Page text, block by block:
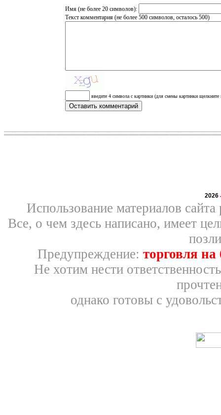
Имя (не более 20 символов):
Текст комментария (не более 500 символов, осталось 500)
введите 4 символа с картинки (для смены картинки щелкните
2026
Использование материалов
Все, о чем здесь написано, имеет
Предупреждение: торговля
Не хотим нести
однако готовы с